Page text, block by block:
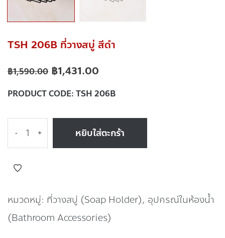
TSH 206B ที่วางสบู่ สีดำ
฿1,590.00 ฿1,431.00
PRODUCT CODE: TSH 206B
- + หยิบใส่ตะกร้า
หมวดหมู่: ที่วางสบู่ (Soap Holder), อุปกรณ์ในห้องน้ำ
(Bathroom Accessories)